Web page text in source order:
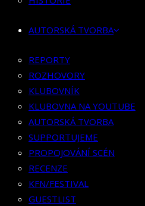
KLUBOVNA NA YOUTUBE
SUPPORTUJEME
PROPOJOVÁNÍ SCÉN
RECENZE
KFN/FESTIVAL
GUESTLIST
SPOLUPRÁCE
BOOKING
PR SPOLUPRÁCE
AUTORSKÁ TVORBA
REPORTY
ROZHOVORY
KLUBOVNÍK
KLUBOVNA NA YOUTUBE
AUTORSKÁ TVORBA
SUPPORTUJEME
PROPOJOVÁNÍ SCÉN
RECENZE
KFN/FESTIVAL
GUESTLIST